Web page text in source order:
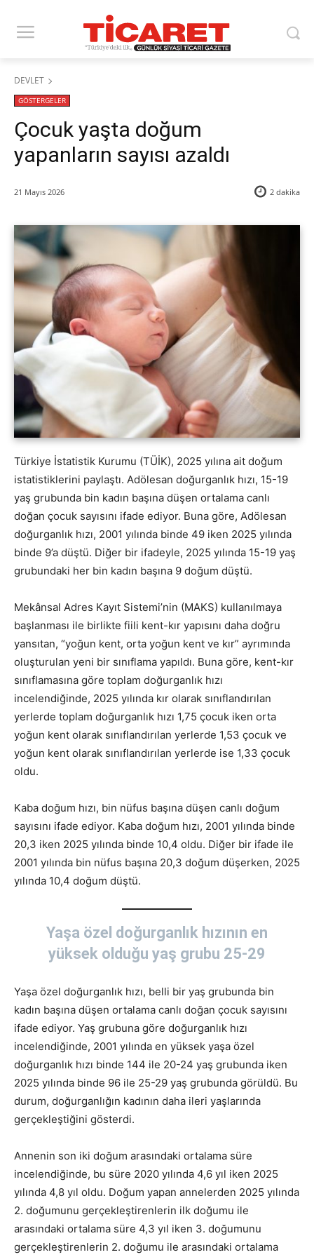
DEVLET
GÖSTERGELER
Çocuk yaşta doğum
yapanların sayısı azaldı
21 Mayıs 2026 2 dakika
Türkiye İstatistik Kurumu (TÜİK), 2025 yılına ait doğum
istatistiklerini paylaştı. Adölesan doğurganlık hızı, 15-19
yaş grubunda bin kadın başına düşen ortalama canlı
doğan çocuk sayısını ifade ediyor. Buna göre, Adölesan
doğurganlık hızı, 2001 yılında binde 49 iken 2025 yılında
binde 9’a düştü. Diğer bir ifadeyle, 2025 yılında 15-19 yaş
grubundaki her bin kadın başına 9 doğum düştü.
Mekânsal Adres Kayıt Sistemi’nin (MAKS) kullanılmaya
başlanması ile birlikte fiili kent-kır yapısını daha doğru
yansıtan, “yoğun kent, orta yoğun kent ve kır” ayrımında
oluşturulan yeni bir sınıflama yapıldı. Buna göre, kent-kır
sınıflamasına göre toplam doğurganlık hızı
incelendiğinde, 2025 yılında kır olarak sınıflandırılan
yerlerde toplam doğurganlık hızı 1,75 çocuk iken orta
yoğun kent olarak sınıflandırılan yerlerde 1,53 çocuk ve
yoğun kent olarak sınıflandırılan yerlerde ise 1,33 çocuk
oldu.
Kaba doğum hızı, bin nüfus başına düşen canlı doğum
sayısını ifade ediyor. Kaba doğum hızı, 2001 yılında binde
20,3 iken 2025 yılında binde 10,4 oldu. Diğer bir ifade ile
2001 yılında bin nüfus başına 20,3 doğum düşerken, 2025
yılında 10,4 doğum düştü.
Yaşa özel doğurganlık hızının en
yüksek olduğu yaş grubu 25-29
Yaşa özel doğurganlık hızı, belli bir yaş grubunda bin
kadın başına düşen ortalama canlı doğan çocuk sayısını
ifade ediyor. Yaş grubuna göre doğurganlık hızı
incelendiğinde, 2001 yılında en yüksek yaşa özel
doğurganlık hızı binde 144 ile 20-24 yaş grubunda iken
2025 yılında binde 96 ile 25-29 yaş grubunda görüldü. Bu
durum, doğurganlığın kadının daha ileri yaşlarında
gerçekleştiğini gösterdi.
Annenin son iki doğum arasındaki ortalama süre
incelendiğinde, bu süre 2020 yılında 4,6 yıl iken 2025
yılında 4,8 yıl oldu. Doğum yapan annelerden 2025 yılında
2. doğumunu gerçekleştirenlerin ilk doğumu ile
arasındaki ortalama süre 4,3 yıl iken 3. doğumunu
gerçekleştirenlerin 2. doğumu ile arasındaki ortalama